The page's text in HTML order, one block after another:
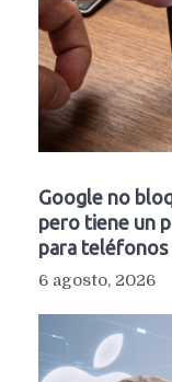
Google no
pero tiene un
para teléfonos
6 agosto, 2026